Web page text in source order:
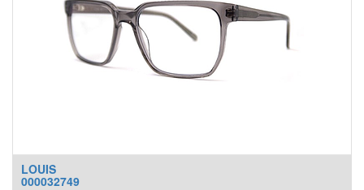
LOUIS
000032749